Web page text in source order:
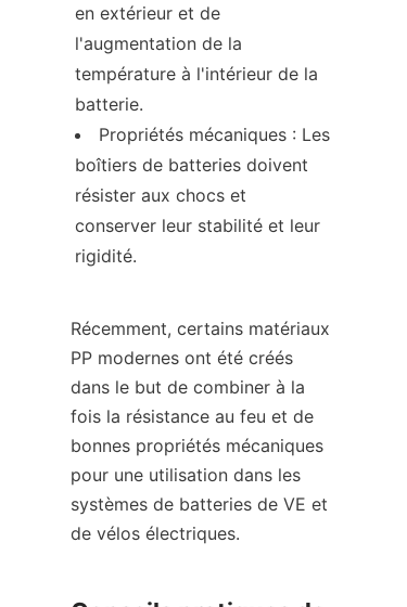
en extérieur et de
l'augmentation de la
température à l'intérieur de la
batterie.
Propriétés mécaniques : Les
boîtiers de batteries doivent
résister aux chocs et
conserver leur stabilité et leur
rigidité.
Récemment, certains matériaux
PP modernes ont été créés
dans le but de combiner à la
fois la résistance au feu et de
bonnes propriétés mécaniques
pour une utilisation dans les
systèmes de batteries de VE et
de vélos électriques.